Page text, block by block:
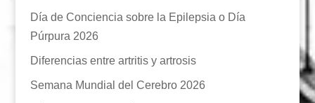
Día de Conciencia sobre la Epilepsia o Día
Púrpura 2026
Diferencias entre artritis y artrosis
Semana Mundial del Cerebro 2026